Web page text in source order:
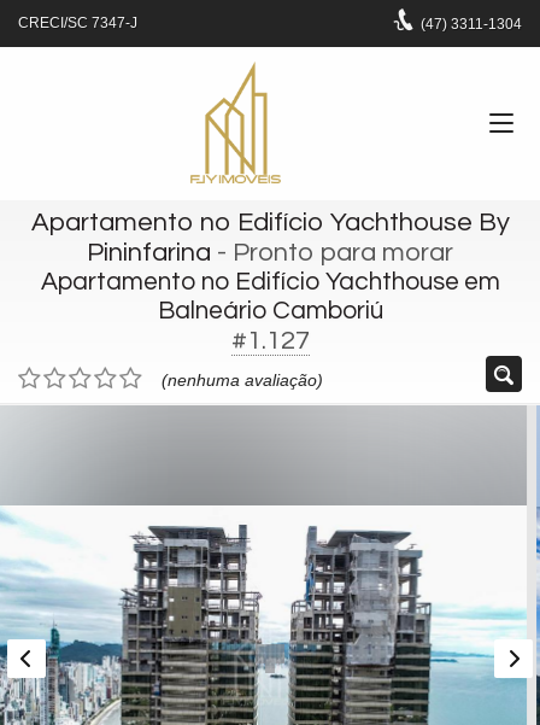
CRECI/SC 7347-J (47) 3311-1304
Apartamento no Edifício Yachthouse By
Pininfarina - Pronto para morar
Apartamento no Edifício Yachthouse em
Balneário Camboriú
#1.127
(nenhuma avaliação)